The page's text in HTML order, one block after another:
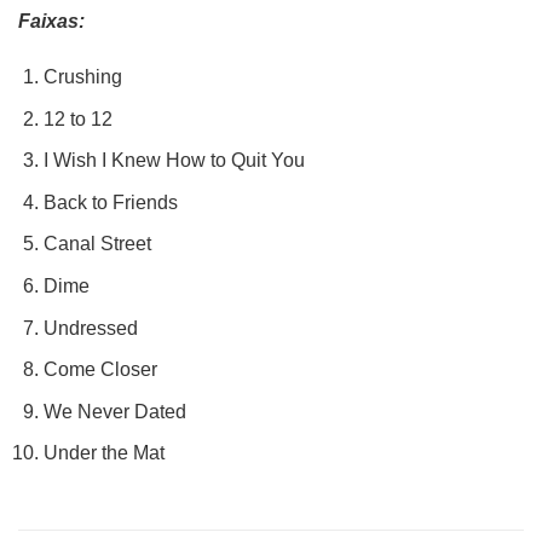
Faixas:
Crushing
12 to 12
I Wish I Knew How to Quit You
Back to Friends
Canal Street
Dime
Undressed
Come Closer
We Never Dated
Under the Mat